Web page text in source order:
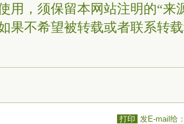
用，须保留本网站注明的“来
果不希望被转载或者联系转
打印 发E-mail给